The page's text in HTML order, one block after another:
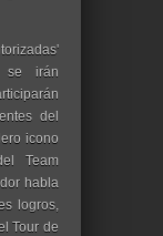
se irán
del
icono
Team
habla
logros,
Tour de